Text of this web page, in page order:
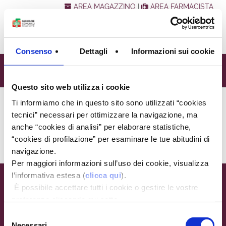
Consenso Dettagli Informazioni sui cookie
Questo sito web utilizza i cookie
Ti informiamo che in questo sito sono utilizzati “cookies
tecnici” necessari per ottimizzare la navigazione, ma
anche “cookies di analisi” per elaborare statistiche,
“cookies di profilazione” per esaminare le tue abitudini di
navigazione.
Per maggiori informazioni sull’uso dei cookie, visualizza
l’informativa estesa (clicca qui).
È possibile accettare tutti i cookie o gestire le vostre
AREA MAGAZZINO AREA FARMACISTA
Sei qui: Home / Page not found
PAGE NOT FOUND
Farmacie Comunali Riunite
tel. 0522/5431 - fax 0522/550146